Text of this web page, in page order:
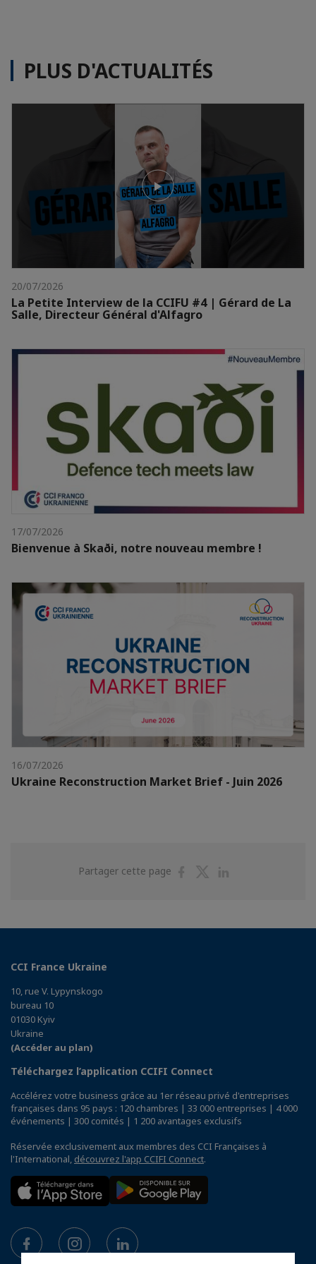
PLUS D'ACTUALITÉS
20/07/2026
La Petite Interview de la CCIFU #4 | Gérard de La
Salle, Directeur Général d'Alfagro
17/07/2026
Bienvenue à Skaði, notre nouveau membre !
16/07/2026
Ukraine Reconstruction Market Brief - Juin 2026
Partager cette page
PartagerPartager
CCI France Ukraine
10, rue V. Lypynskogo
bureau 10
01030 Kyiv
Ukraine
(Accéder au plan)
Téléchargez l’application CCIFI Connect
Accélérez votre business grâce au 1er réseau privé d'entreprises
françaises dans 95 pays : 120 chambres | 33 000 entreprises | 4 000
événements | 300 comités | 1 200 avantages exclusifs
Réservée exclusivement aux membres des CCI Françaises à
l'International, découvrez l'app CCIFI Connect.